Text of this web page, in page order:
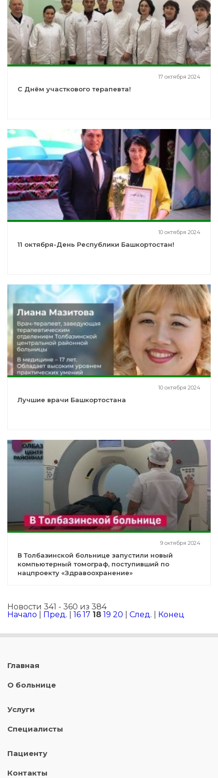
17 октября 2024
С Днём участкового терапевта!
10 октября 2024
11 октября-День Республики Башкортостан!
10 октября 2024
Лучшие врачи Башкортостана
9 октября 2024
В Толбазинской больнице запустили новый
компьютерный томограф, поступивший по
нацпроекту «Здравоохранение»
Новости 341 - 360 из 384
Начало
Пред. 16 17 18 19 20 След. Конец
Главная
О больнице
Услуги
Специалисты
Пациенту
Контакты